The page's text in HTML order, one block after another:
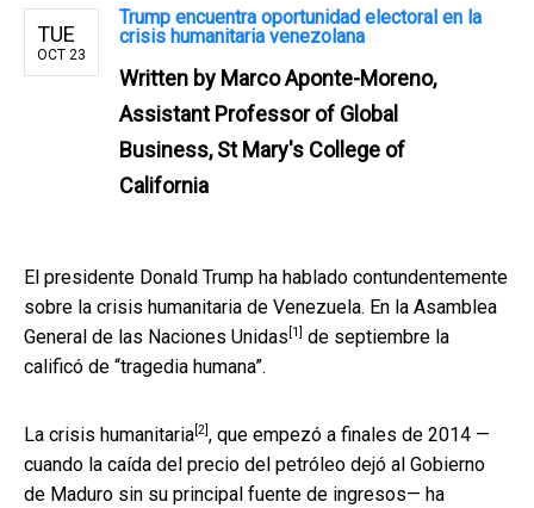
TUE
OCT 23
Trump encuentra oportunidad electoral en la
crisis humanitaria venezolana
Written by Marco Aponte-Moreno,
Assistant Professor of Global
Business, St Mary's College of
California
El presidente Donald Trump ha hablado contundentemente
sobre la crisis humanitaria de Venezuela. En la Asamblea
General de las Naciones Unidas [1]
de septiembre la
calificó de “tragedia humana”.
La crisis humanitaria [2] , que empezó a finales de 2014 —
cuando la caída del precio del petróleo dejó al Gobierno
de Maduro sin su principal fuente de ingresos— ha